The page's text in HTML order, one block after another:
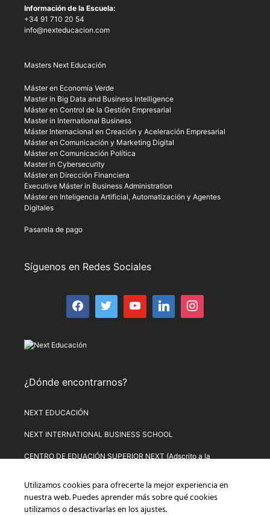
Información de la Escuela:
+34 91 710 20 54
info@nexteducacion.com
Masters Next Educación
Máster en Economía Verde
Master in Big Data and Business Intelligence
Máster en Control de la Gestión Empresarial
Master in International Business
Máster Internacional en Creación y Aceleración Empresarial
Máster en Comunicación y Marketing Digital
Máster en Comunicación Política
Master in Cybersecurity
Máster en Dirección Financiera
Executive Máster in Business Administration
Máster en Inteligencia Artificial, Automatización y Agentes
Digitales
Pasarela de pago
Síguenos en Redes Sociales
¿Dónde encontrarnos?
NEXT EDUCACIÓN
NEXT INTERNATIONAL BUSINESS SCHOOL
CENTRO DE EDUACIÓN SUPERIOR NEXT (Adscrito a la
PLATAFORMA DE FORMACIÓN NEXT
Aviso Legal–Política de Privacidad–Términos y condiciones de
Utilizamos cookies para ofrecerte la mejor experiencia en
nuestra web. Puedes aprender más sobre qué cookies
utilizamos o desactivarlas en losajustes.